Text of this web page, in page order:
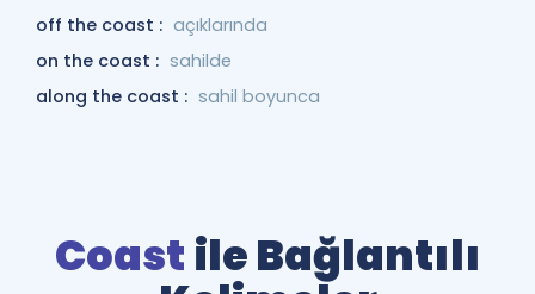
off the coast : açıklarında
on the coast : sahilde
along the coast : sahil boyunca
Coast ile Bağlantılı